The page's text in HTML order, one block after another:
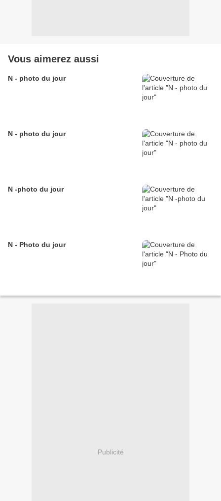
Vous aimerez aussi
N - photo du jour
N - photo du jour
N -photo du jour
N - Photo du jour
Publicité